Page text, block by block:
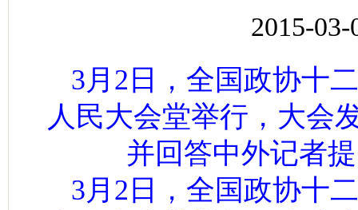
2015-
3月2日，全国政协十
人民大会堂举行，大会
并回答中外记者
3月2日，全国政协十